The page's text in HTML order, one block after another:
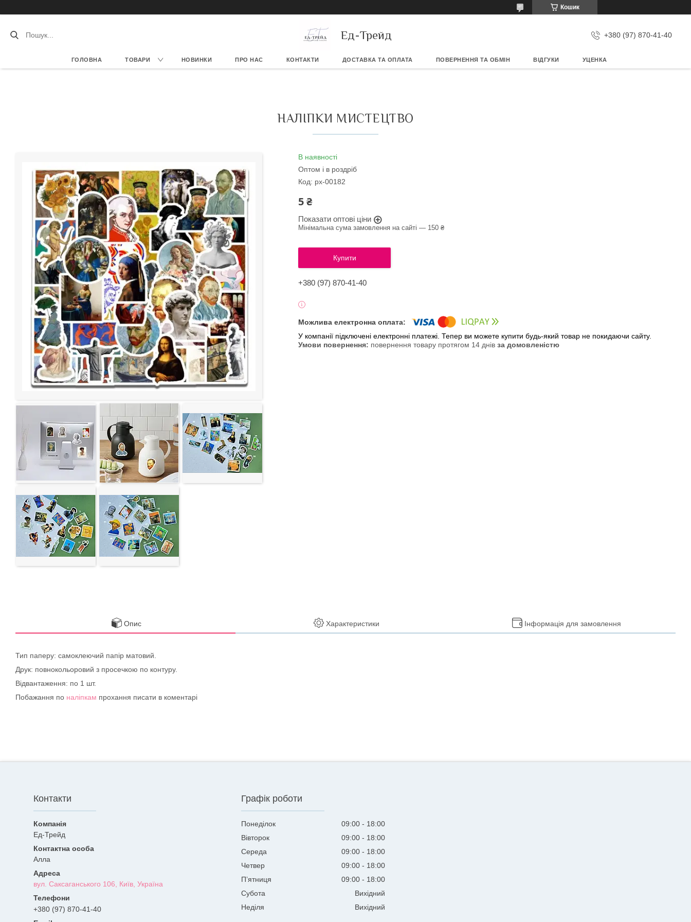
Кошик
Ед-Трейд +380 (97) 870-41-40
ГОЛОВНА ТОВАРИ НОВИНКИ ПРО НАС КОНТАКТИ ДОСТАВКА ТА ОПЛАТА ПОВЕРНЕННЯ ТА ОБМІН ВІДГУКИ УЦЕНКА
НАЛІПКИ МИСТЕЦТВО
В наявності
Оптом і в роздріб
Код: px-00182
5 ₴
Показати оптові ціни
Мінімальна сума замовлення на сайті — 150 ₴
Купити
+380 (97) 870-41-40
У компанії підключені електронні платежі. Тепер ви можете купити будь-який товар не покидаючи сайту.
повернення товару протягом 14 днів за домовленістю
Опис Характеристики Інформація для замовлення
Тип паперу: самоклеючий папір матовий.
Друк: повнокольоровий з просечкою по контуру.
Відвантаження: по 1 шт.
Побажання по наліпкам прохання писати в коментарі
Контакти
Ед-Трейд
Алла
вул. Саксаганського 106, Київ, Україна
+380 (97) 870-41-40
Графік роботи
Понеділок 09:00
18:00
Вівторок
09:00
18:00
Середа
09:00
18:00
Четвер
09:00
18:00
Пʼятниця
09:00
18:00
Субота
Вихідний
Неділя
Вихідний